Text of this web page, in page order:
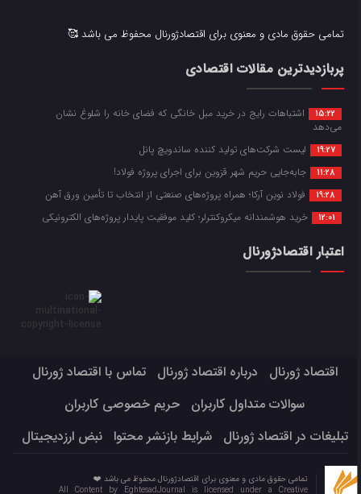
تمامی حقوق مادی و معنوی برای اقتصادژورنال محفوظ می باشد 🥰
پربازدیدترین مقالات اقتصادی
15:22
اشتباهات رایج در خرید مبل خانگی که فضای خانه را شلوغ نشان
می‌دهد
19:27 لیست شرکت‌های تولید کننده ساندویچ پانل
11:28 جابه‌جایی حریم شهر قزوین برای اجرای پروژه فولاد!
19:28 فولاد نوین آرکا؛ همراه پروژه‌های صنعتی از انتخاب تا تأمین ورق آهن
12:01 خرید هوشمندانه میکروکنترلر؛ کلید موفقیت پایدار پروژه‌های الکترونیکی
اعتبار اقتصادژورنال
اقتصاد ژورنال درباره اقتصاد ژورنال
تماس با اقتصاد ژورنال
سوالات متداول کاربران
حریم خصوصی کاربران
تبلیغات در اقتصاد ژورنال
شرایط بازنشر محتوا نبض ارزدیجیتال
تمامی حقوق مادی و معنوی برای اقتصادژورنال محفوظ می باشد ❤️
All Content by EghtesadJournal is licensed under a Creative